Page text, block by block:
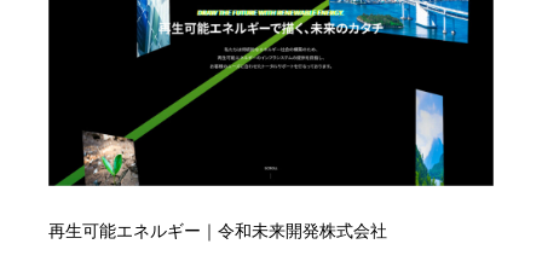
再生可能エネルギー｜令和未来開発株式会社